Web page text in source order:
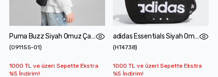
Puma Buzz Siyah Omuz Çantası
(091155-01)
1000 TL ve üzeri Sepette Ekstra
%5 İndirim!
adidas Essentials Siyah Omuz Çantası
(HT4738)
1000 TL ve üzeri Sepette Ekstra
%5 İndirim!